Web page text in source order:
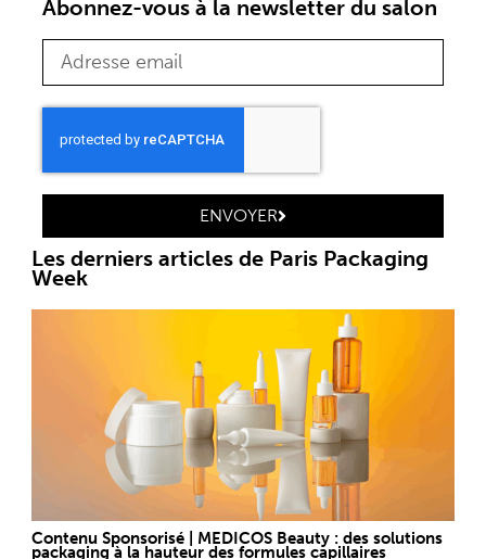
Abonnez-vous à la newsletter du salon
ENVOYER
Les derniers articles de Paris Packaging
Week
Contenu Sponsorisé | MEDICOS Beauty : des solutions
packaging à la hauteur des formules capillaires